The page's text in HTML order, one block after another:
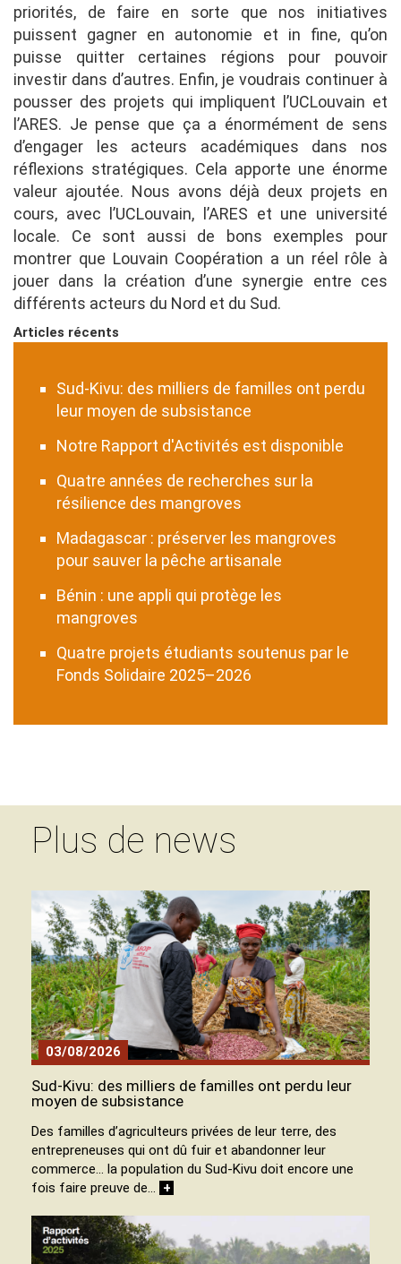
priorités, de faire en sorte que nos initiatives
puissent gagner en autonomie et in fine, qu’on
puisse quitter certaines régions pour pouvoir
investir dans d’autres. Enfin, je voudrais continuer à
pousser des projets qui impliquent l’UCLouvain et
l’ARES. Je pense que ça a énormément de sens
d’engager les acteurs académiques dans nos
réflexions stratégiques. Cela apporte une énorme
valeur ajoutée. Nous avons déjà deux projets en
cours, avec l’UCLouvain, l’ARES et une université
locale. Ce sont aussi de bons exemples pour
montrer que Louvain Coopération a un réel rôle à
jouer dans la création d’une synergie entre ces
différents acteurs du Nord et du Sud.
Articles récents
Sud-Kivu: des milliers de familles ont perdu
leur moyen de subsistance
Notre Rapport d'Activités est disponible
Quatre années de recherches sur la
résilience des mangroves
Madagascar : préserver les mangroves
pour sauver la pêche artisanale
Bénin : une appli qui protège les
mangroves
Quatre projets étudiants soutenus par le
Fonds Solidaire 2025–2026
Plus de news
03/08/2026
Sud-Kivu: des milliers de familles ont perdu leur
moyen de subsistance
Des familles d’agriculteurs privées de leur terre, des
entrepreneuses qui ont dû fuir et abandonner leur
commerce… la population du Sud-Kivu doit encore une
fois faire preuve de… +